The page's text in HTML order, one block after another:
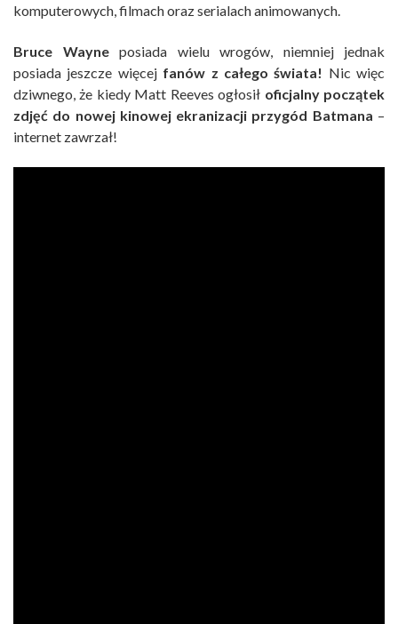
komputerowych, filmach oraz serialach animowanych.
Bruce Wayneposiada wielu wrogów, niemniej jednak
posiada jeszcze więcej fanów z całego świata! Nic więc
dziwnego, że kiedy Matt Reeves ogłosił oficjalny początek
zdjęć do nowej kinowej ekranizacji przygód Batmana –
internet zawrzał!